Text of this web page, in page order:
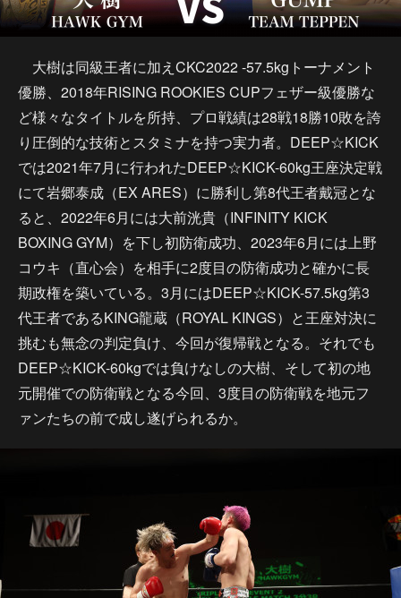
大樹は同級王者に加えCKC2022 -57.5kgトーナメント
優勝、2018年RISING ROOKIES CUPフェザー級優勝な
ど様々なタイトルを所持、プロ戦績は28戦18勝10敗を誇
り圧倒的な技術とスタミナを持つ実力者。DEEP☆KICK
では2021年7月に行われたDEEP☆KICK-60kg王座決定戦
にて岩郷泰成（EX ARES）に勝利し第8代王者戴冠とな
ると、2022年6月には大前洸貴（INFINITY KICK
BOXING GYM）を下し初防衛成功、2023年6月には上野
コウキ（直心会）を相手に2度目の防衛成功と確かに長
期政権を築いている。3月にはDEEP☆KICK-57.5kg第3
代王者であるKING龍蔵（ROYAL KINGS）と王座対決に
挑むも無念の判定負け、今回が復帰戦となる。それでも
DEEP☆KICK-60kgでは負けなしの大樹、そして初の地
元開催での防衛戦となる今回、3度目の防衛戦を地元フ
ァンたちの前で成し遂げられるか。